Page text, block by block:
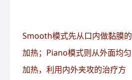
Smooth模式先从口内做黏膜的
加热；Piano模式则从外面均匀
加热，利用内外夹攻的治疗方